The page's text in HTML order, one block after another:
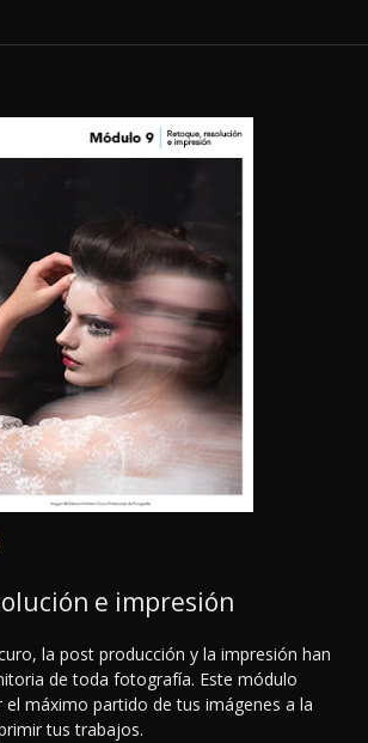
e impresión
la post producción y la impresión han
de toda fotografía. Este módulo
máximo partido de tus imágenes a la
tus trabajos.